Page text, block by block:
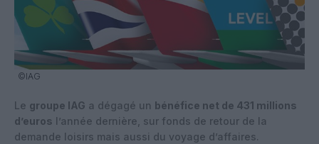
©IAG
Le groupe IAG a dégagé un bénéfice net de 431 millions
d’euros l’année dernière, sur fonds de retour de la
demande loisirs mais aussi du voyage d’affaires.